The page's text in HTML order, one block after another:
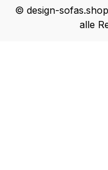
© design-
alle